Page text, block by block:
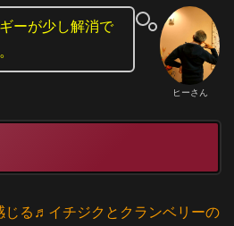
ヒーさん
ーが少し解消で
じる♬イチジクとクランベリーの